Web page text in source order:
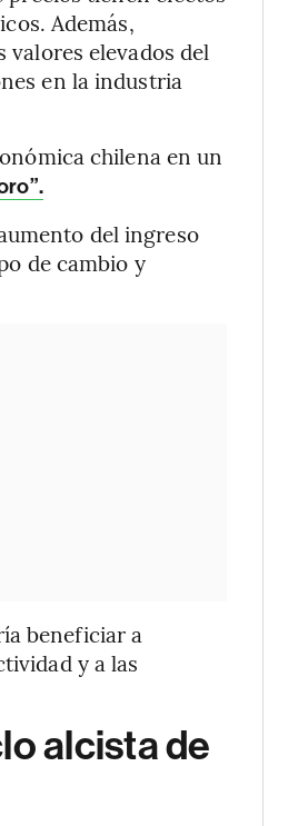
Además,
elevados del
en la industria
chilena en un
del ingreso
de cambio y
beneficiar a
y a las
alcista de